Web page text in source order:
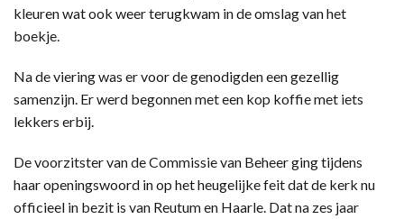
kleuren wat ook weer terugkwam in de omslag van het
boekje.
Na de viering was er voor de genodigden een gezellig
samenzijn. Er werd begonnen met een kop koffie met iets
lekkers erbij.
De voorzitster van de Commissie van Beheer ging tijdens
haar openingswoord in op het heugelijke feit dat de kerk nu
officieel in bezit is van Reutum en Haarle. Dat na zes jaar